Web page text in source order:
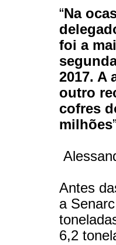
“Na
foi a
2017. A
outro
cofres
milhões
Antes
a
6,2